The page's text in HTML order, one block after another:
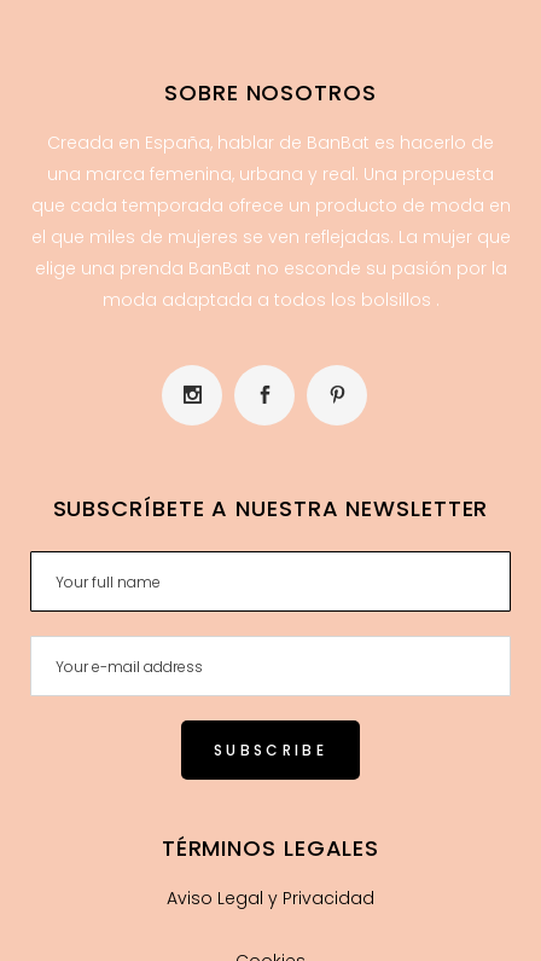
SOBRE NOSOTROS
Creada en España, hablar de BanBat es hacerlo de
una marca femenina, urbana y real. Una propuesta
que cada temporada ofrece un producto de moda en
el que miles de mujeres se ven reflejadas. La mujer que
elige una prenda BanBat no esconde su pasión por la
moda adaptada a todos los bolsillos .
SUBSCRÍBETE A NUESTRA NEWSLETTER
TÉRMINOS LEGALES
Aviso Legal y Privacidad